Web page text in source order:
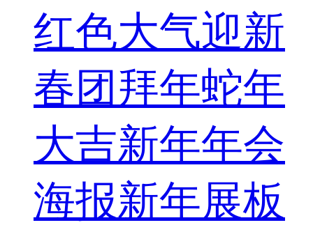
红色大气迎新
春团拜年蛇年
大吉新年年会
海报新年展板